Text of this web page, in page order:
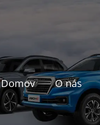
Domov O nás